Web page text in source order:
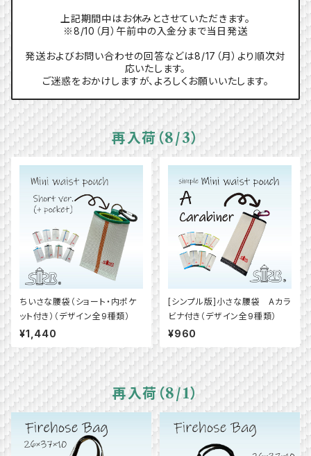
上記期間中はお休みとさせていただきます。
※8/10（月）午前中の入金分まで当日発送
発送およびお問い合わせの回答などは8/17（月）より順次対
応いたします。
ご迷惑をおかけしますが、よろしくお願いいたします。
再入荷（8/3）
ちいさな腰袋（ショート・内ポケ
ット付き）（デザイン全9種類）
¥1,440
[シンプル版]小さな腰袋 Aカラ
ビナ付き（デザイン全9種類）
¥960
再入荷（8/1）